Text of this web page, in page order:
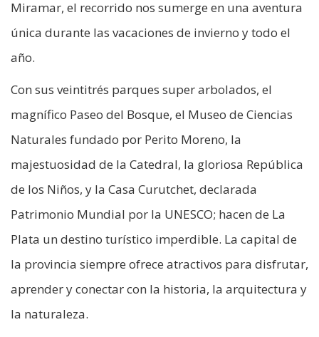
Miramar, el recorrido nos sumerge en una aventura
única durante las vacaciones de invierno y todo el
año.
Con sus veintitrés parques super arbolados, el
magnífico Paseo del Bosque, el Museo de Ciencias
Naturales fundado por Perito Moreno, la
majestuosidad de la Catedral, la gloriosa República
de los Niños, y la Casa Curutchet, declarada
Patrimonio Mundial por la UNESCO; hacen de La
Plata un destino turístico imperdible. La capital de
la provincia siempre ofrece atractivos para disfrutar,
aprender y conectar con la historia, la arquitectura y
la naturaleza.